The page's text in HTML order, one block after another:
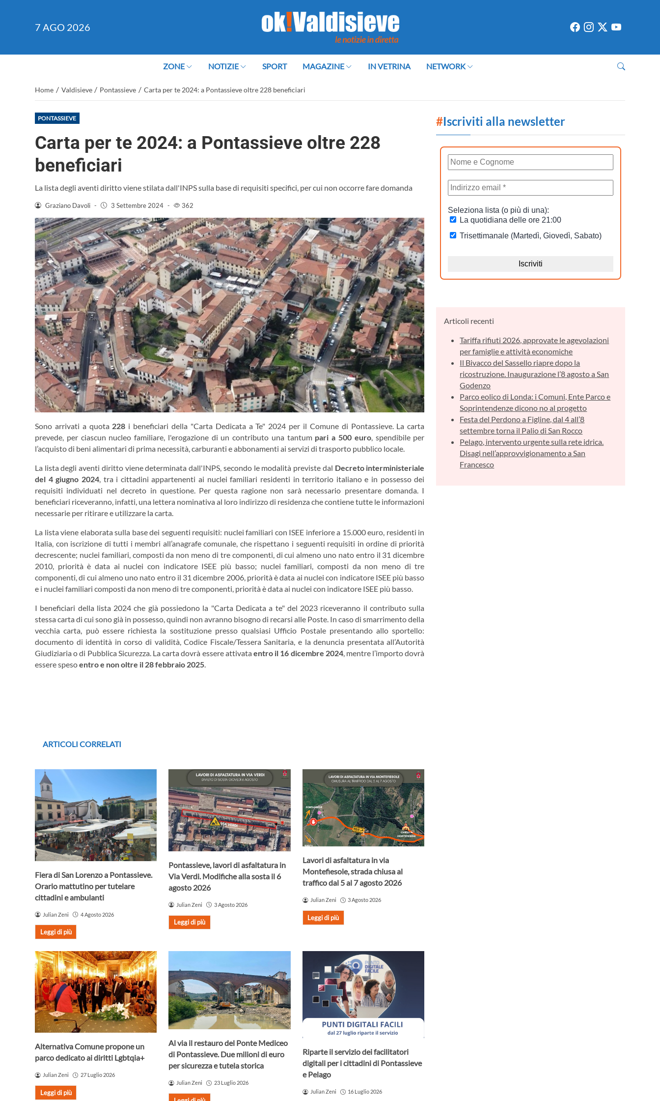
7 AGO 2026
ZONE NOTIZIE SPORT MAGAZINE IN VETRINA NETWORK
Home / Valdisieve / Pontassieve / Carta per te 2024: a Pontassieve oltre 228 beneficiari
PONTASSIEVE
Carta per te 2024: a Pontassieve oltre 228
beneficiari
La lista degli aventi diritto viene stilata dall'INPS sulla base di requisiti specifici, per cui non occorre fare domanda
Graziano Davoli - 3 Settembre 2024 - 362
Sono arrivati a quota 228 i beneficiari della "Carta Dedicata a Te" 2024 per il Comune di Pontassieve. La carta
prevede, per ciascun nucleo familiare, l'erogazione di un contributo una tantum pari a 500 euro, spendibile per
l’acquisto di beni alimentari di prima necessità, carburanti e abbonamenti ai servizi di trasporto pubblico locale.
La lista degli aventi diritto viene determinata dall'INPS, secondo le modalità previste dal Decreto interministeriale
del 4 giugno 2024, tra i cittadini appartenenti ai nuclei familiari residenti in territorio italiano e in possesso dei
requisiti individuati nel decreto in questione. Per questa ragione non sarà necessario presentare domanda. I
beneficiari riceveranno, infatti, una lettera nominativa al loro indirizzo di residenza che contiene tutte le informazioni
necessarie per ritirare e utilizzare la carta.
La lista viene elaborata sulla base dei seguenti requisiti: nuclei familiari con ISEE inferiore a 15.000 euro, residenti in
Italia, con iscrizione di tutti i membri all’anagrafe comunale, che rispettano i seguenti requisiti in ordine di priorità
decrescente; nuclei familiari, composti da non meno di tre componenti, di cui almeno uno nato entro il 31 dicembre
2010, priorità è data ai nuclei con indicatore ISEE più basso; nuclei familiari, composti da non meno di tre
componenti, di cui almeno uno nato entro il 31 dicembre 2006, priorità è data ai nuclei con indicatore ISEE più basso
e i nuclei familiari composti da non meno di tre componenti, priorità è data ai nuclei con indicatore ISEE più basso.
I beneficiari della lista 2024 che già possiedono la "Carta Dedicata a te" del 2023 riceveranno il contributo sulla
stessa carta di cui sono già in possesso, quindi non avranno bisogno di recarsi alle Poste. In caso di smarrimento della
vecchia carta, può essere richiesta la sostituzione presso qualsiasi Ufficio Postale presentando allo sportello:
documento di identità in corso di validità, Codice Fiscale/Tessera Sanitaria, e la denuncia presentata all’Autorità
Giudiziaria o di Pubblica Sicurezza. La carta dovrà essere attivata entro il 16 dicembre 2024, mentre l’importo dovrà
essere spesoentro e non oltre il 28 febbraio 2025.
ARTICOLI CORRELATI
Fiera di San Lorenzo a Pontassieve.
Orario mattutino per tutelare
cittadini e ambulanti
Julian Zeni 4 Agosto 2026
Leggi di più
Pontassieve, lavori di asfaltatura in
Via Verdi. Modifiche alla sosta il 6
agosto 2026
Julian Zeni 3 Agosto 2026
Leggi di più
Lavori di asfaltatura in via
Montefiesole, strada chiusa al
traffico dal 5 al 7 agosto 2026
Julian Zeni 3 Agosto 2026
Leggi di più
Alternativa Comune propone un
parco dedicato ai diritti Lgbtqia+
Julian Zeni 27 Luglio 2026
Leggi di più
Al via il restauro del Ponte Mediceo
di Pontassieve. Due milioni di euro
per sicurezza e tutela storica
Julian Zeni 23 Luglio 2026
Riparte il servizio dei facilitatori
digitali per i cittadini di Pontassieve
e Pelago
Julian Zeni 16 Luglio 2026
#Iscriviti alla newsletter
Articoli recenti
Tariffa rifiuti 2026, approvate le agevolazioni
per famiglie e attività economiche
Il Bivacco del Sassello riapre dopo la
ricostruzione. Inaugurazione l’8 agosto a San
Godenzo
Parco eolico di Londa: i Comuni, Ente Parco e
Soprintendenze dicono no al progetto
Festa del Perdono a Figline, dal 4 all’8
settembre torna il Palio di San Rocco
Pelago, intervento urgente sulla rete idrica.
Disagi nell’approvvigionamento a San
Francesco